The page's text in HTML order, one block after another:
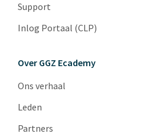
Support
Inlog Portaal (CLP)
Over GGZ Ecademy
Ons verhaal
Leden
Partners